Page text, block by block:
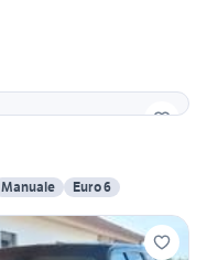
Manuale Euro 6